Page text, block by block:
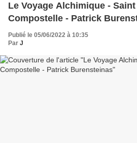
Le Voyage Alchimique -
Compostelle - Patrick
Publié le 05/06/2022 à 10:35
Par J